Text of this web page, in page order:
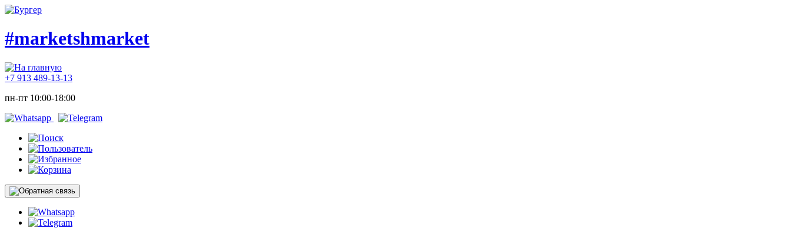
#marketshmarket
+7 913 489-13-13
пн-пт 10:00-18:00